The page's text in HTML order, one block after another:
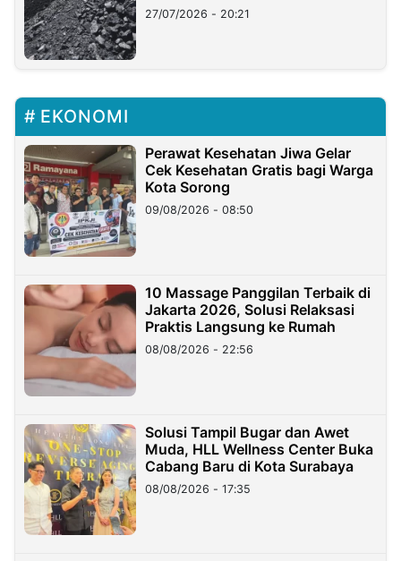
Stockpile
27/07/2026 - 20:21
EKONOMI
Perawat Kesehatan Jiwa Gelar
Cek Kesehatan Gratis bagi Warga
Kota Sorong
09/08/2026 - 08:50
10 Massage Panggilan Terbaik di
Jakarta 2026, Solusi Relaksasi
Praktis Langsung ke Rumah
08/08/2026 - 22:56
Solusi Tampil Bugar dan Awet
Muda, HLL Wellness Center Buka
Cabang Baru di Kota Surabaya
08/08/2026 - 17:35